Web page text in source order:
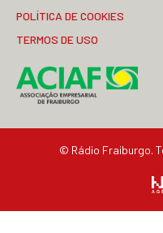
POLÍTICA DE COOKIES
TERMOS DE USO
© Rádio Fraiburgo.